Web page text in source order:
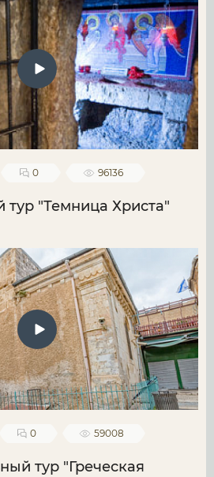
0 96136
тур "Темница Христа"
0 59008
тур "Греческая